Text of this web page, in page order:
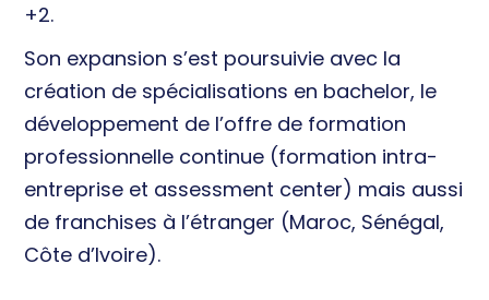
+2.
Son expansion s’est poursuivie avec la
création de spécialisations en bachelor, le
développement de l’offre de formation
professionnelle continue (formation intra-
entreprise et assessment center) mais aussi
de franchises à l’étranger (Maroc, Sénégal,
Côte d’Ivoire).